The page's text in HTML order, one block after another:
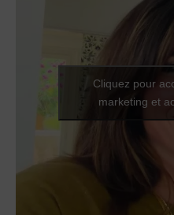
Cliquez pour
marketing et